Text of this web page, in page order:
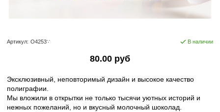
Артикул: О4253∵ В наличии
80.00 руб
Эксклюзивный, неповторимый дизайн и высокое качество
полиграфии.
Мы вложили в открытки не только тысячи уютных историй и
нежных пожеланий, но и вкусный молочный шоколад.